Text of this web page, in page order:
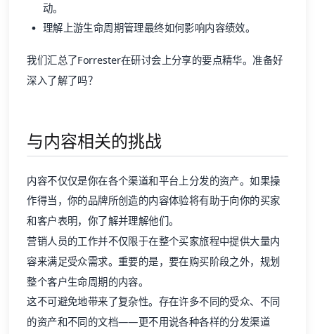
动。
理解上游生命周期管理最终如何影响内容绩效。
我们汇总了Forrester在研讨会上分享的要点精华。准备好
深入了解了吗？
与内容相关的挑战
内容不仅仅是你在各个渠道和平台上分发的资产。如果操
作得当，你的品牌所创造的内容体验将有助于向你的买家
和客户表明，你了解并理解他们。
营销人员的工作并不仅限于在整个买家旅程中提供大量内
容来满足受众需求。重要的是，要在购买阶段之外，规划
整个客户生命周期的内容。
这不可避免地带来了复杂性。存在许多不同的受众、不同
的资产和不同的文档——更不用说各种各样的分发渠道